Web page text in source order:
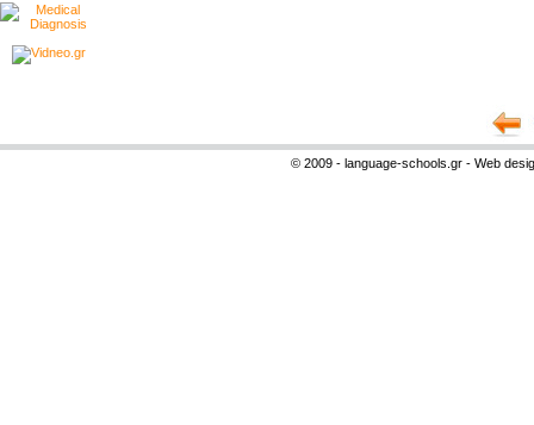
© 2009 - language-schools.gr - Web